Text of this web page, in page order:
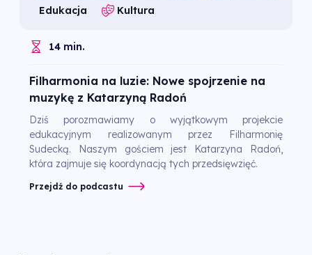
Edukacja Kultura
14 min.
Filharmonia na luzie: Nowe spojrzenie na
muzykę z Katarzyną Radoń
Dziś porozmawiamy o wyjątkowym projekcie
edukacyjnym realizowanym przez Filharmonię
Sudecką. Naszym gościem jest Katarzyna Radoń,
która zajmuje się koordynacją tych przedsięwzięć.
Przejdź do podcastu